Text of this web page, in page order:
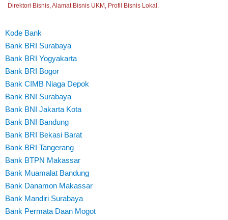
Direktori Bisnis, Alamat Bisnis UKM, Profil Bisnis Lokal.
Kode Bank
Bank BRI Surabaya
Bank BRI Yogyakarta
Bank BRI Bogor
Bank CIMB Niaga Depok
Bank BNI Surabaya
Bank BNI Jakarta Kota
Bank BNI Bandung
Bank BRI Bekasi Barat
Bank BRI Tangerang
Bank BTPN Makassar
Bank Muamalat Bandung
Bank Danamon Makassar
Bank Mandiri Surabaya
Bank Permata Daan Mogot